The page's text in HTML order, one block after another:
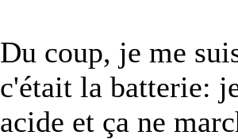
Du coup, je me
c'était la batterie:
acide et ça ne